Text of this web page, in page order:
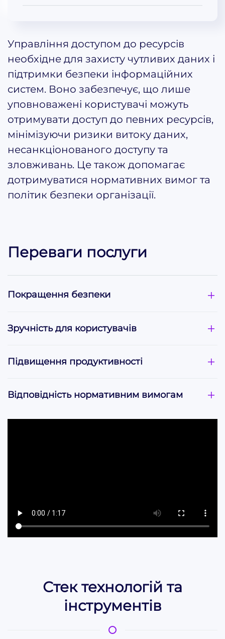
Управління доступом до ресурсів
необхідне для захисту чутливих даних і
підтримки безпеки інформаційних
систем. Воно забезпечує, що лише
уповноважені користувачі можуть
отримувати доступ до певних ресурсів,
мінімізуючи ризики витоку даних,
несанкціонованого доступу та
зловживань. Це також допомагає
дотримуватися нормативних вимог та
політик безпеки організації.
Переваги послуги
Покращення безпеки
Зручність для користувачів
Підвищення продуктивності
Відповідність нормативним вимогам
Стек технологій та
інструментів